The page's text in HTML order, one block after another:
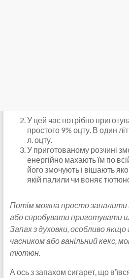
У цей час потрібно
простого 9% оцту. В один
л. оцту.
У приготованому розчині
енергійно махають їм по
його змочують і вішають
якій палили чи воняє
Потім можна просто запалити
або спробувати приготувати
Запах з духовки, особливо
часником або ванільний кекс,
тютюн.
А ось з запахом сигарет, що